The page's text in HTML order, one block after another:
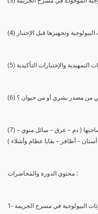
وتجهيزها قبل الإختبار
التمهيدية والإختبارات التأكيدية
هي من مصدر بشري أو من حيوان ؟
(7) إجراء الإختبارات علي العينة البيولوجية لتحديد صاحبها ( دم – عرق – سائل منوي –
– أظافر – بقايا عظام وأشلاء )
محتوي الدورة والمحاضرات :
البيولوجية في مسرح الجريمة